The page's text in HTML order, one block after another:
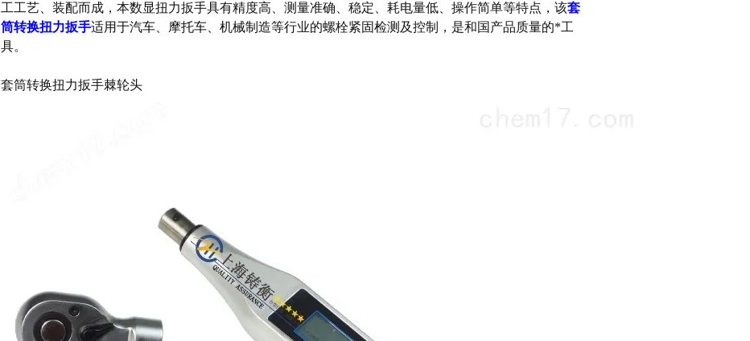
工工艺、装配而成，本数显扭力扳手具有精度高、测量准确、稳定、耗电量低、操作简单等特点，该套
筒转换扭力扳手适用于汽车、摩托车、机械制造等行业的螺栓紧固检测及控制，是和国产品质量的*工
具。
套筒转换扭力扳手棘轮头